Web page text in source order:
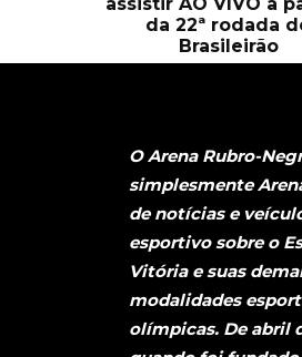
da 22ª rodada
Brasileirão
O Arena Rubro-
simplesmente
de notícias e
esportivo sobre o
Vitória e suas
modalidades
olímpicas. De abril